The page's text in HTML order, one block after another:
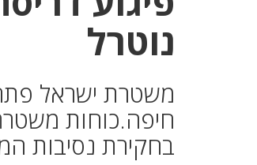
נוטרל
משטרת ישראל
חיפה.כוחות
בחקירת נסיבות